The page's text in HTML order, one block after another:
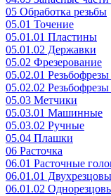
05 Обработка резьбы
05.01 Точение
05.01.01 Пластины
05.01.02 Державки
05.02 Фрезерование
05.02.01
05.02.02
05.03 Метчики
05.03.01 Машинные
05.03.02 Ручные
05.04 Плашки
06 Расточка
06.01 Расточные
06.01.01
06.01.02